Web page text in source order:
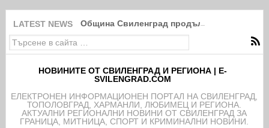
LATEST NEWS Община Свиленград продължава
НОВИНИТЕ ОТ СВИЛЕНГРАД И РЕГИОНА | E-
SVILENGRAD.COM
EЛЕКТРОНЕН ИНФОРМАЦИОНЕН ПОРТАЛ НА СВИЛЕНГРАД,
ТОПОЛОВГРАД, ХАРМАНЛИ, ЛЮБИМЕЦ И РЕГИОНА.
АКТУАЛНИ РЕГИОНАЛНИ НОВИНИ ОТ СВИЛЕНГРАД ЗА
ГРАНИЦА, МИТНИЦА, СПОРТ И КРИМИНАЛНИ НОВИНИ.